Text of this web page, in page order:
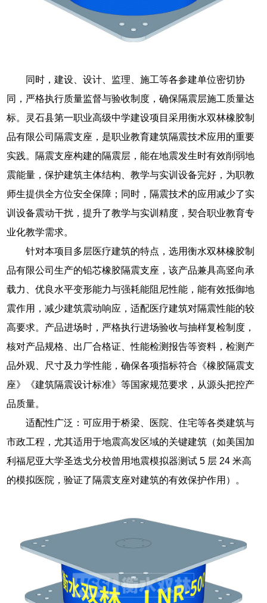
同时，建设、设计、监理、施工等各参建单位密切协
同，严格执行质量监督与验收制度，确保隔震层施工质量达
标。灵石县第一职业高级中学建设项目采用衡水双林橡胶制
品有限公司隔震支座，是职业教育建筑隔震技术应用的重要
实践。隔震支座构建的隔震层，能在地震发生时有效削弱地
震能量，保护建筑主体结构、教学与实训设备完好，为职教
师生提供全方位安全保障；同时，隔震技术的应用减少了实
训设备震动干扰，提升了教学与实训精度，契合职业教育专
业化教学需求。
针对本项目多层医疗建筑的特点，选用衡水双林橡胶制
品有限公司生产的铅芯橡胶隔震支座，该产品兼具高竖向承
载力、优良水平变形能力与强耗能阻尼性能，能有效抵御地
震作用，减少建筑震动响应，适配医疗建筑对隔震性能的较
高要求。产品进场时，严格执行进场验收与抽样复检制度，
核对产品规格、出厂合格证、性能检测报告等资料，检测产
品外观、尺寸及力学性能，确保各项指标符合《橡胶隔震支
座》《建筑隔震设计标准》等国家规范要求，从源头把控产
品质量。
适配性广泛：可应用于桥梁、医院、住宅等各类建筑与
市政工程，尤其适用于地震高发区域的关键建筑（如美国加
利福尼亚大学圣迭戈分校曾用地震模拟器测试 5 层 24 米高
的模拟医院，验证了隔震支座对建筑的有效保护作用）。